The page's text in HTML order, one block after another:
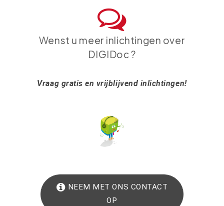
Wenst u meer inlichtingen over
DIGIDoc ?
Vraag gratis en vrijblijvend inlichtingen!
NEEM MET ONS CONTACT
OP